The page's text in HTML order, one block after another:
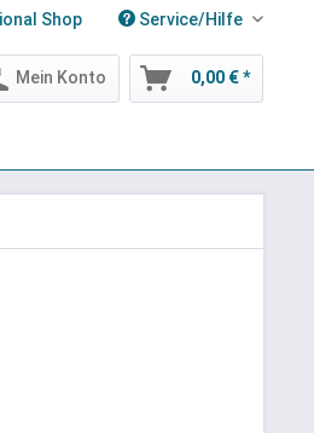
Shop Service/Hilfe
Mein Konto 0,00 € *